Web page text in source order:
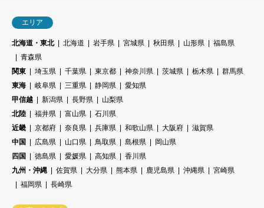
エリア
北海道・東北 北海道 岩手県 宮城県 秋田県 山形県
福島県
青森県
関東
埼玉県 千葉県 東京都 神奈川県 茨城県 栃木県
群馬県
東海
岐阜県 三重県 静岡県
愛知県
甲信越
新潟県 長野県
山梨県
北陸
福井県 富山県
石川県
近畿
京都府 奈良県 兵庫県 和歌山県 大阪府
滋賀県
中国
広島県 山口県 鳥取県 島根県
岡山県
四国
徳島県 愛媛県 高知県
香川県
九州・沖縄
佐賀県 大分県 熊本県 鹿児島県 沖縄県
宮崎県
福岡県
長崎県